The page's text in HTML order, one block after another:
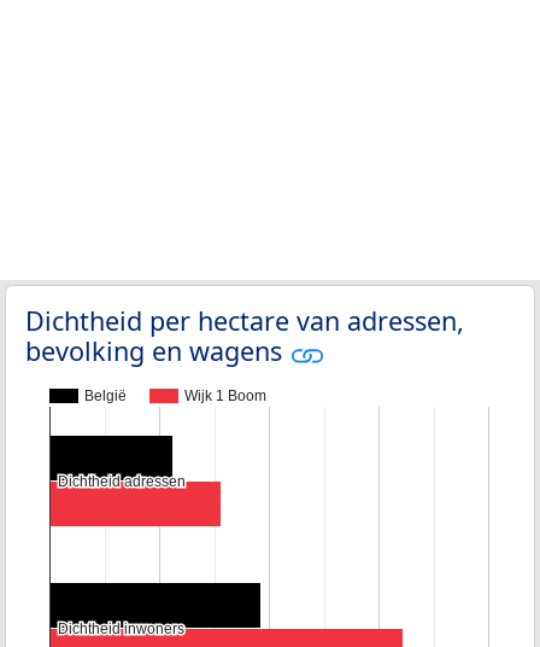
Dichtheid per hectare van adressen,
bevolking en wagens
België Wijk 1 Boom
Dichtheid adressen
Dichtheid adressen
Dichtheid inwoners
Dichtheid inwoners